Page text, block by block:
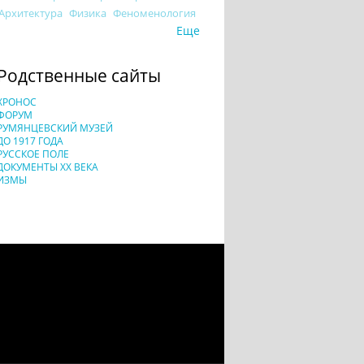
Физика Феноменология
Еще
сайты
МУЗЕЙ
1917 ГОДА
ПОЛЕ
XX ВЕКА